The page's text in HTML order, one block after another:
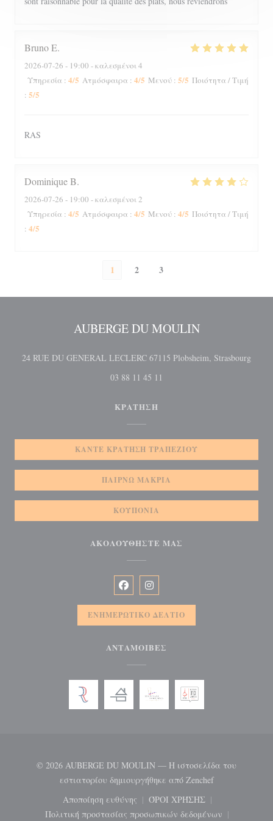
BrunoE
2026-07-26 - 19:00 - καλεσμένοι 4
Υπηρεσία : 4/5 Ατμόσφαιρα : 4/5 Μενού : 5/5 Ποιότητα / Τιμή
: 5/5
RAS
DominiqueB
2026-07-26 - 19:00 - καλεσμένοι 2
Υπηρεσία : 4/5 Ατμόσφαιρα : 4/5 Μενού : 4/5 Ποιότητα / Τιμή
: 4/5
1 2 3
AUBERGE DU MOULIN
24 RUE DU GENERAL LECLERC 67115 Plobsheim, Strasbourg
03 88 11 45 11
ΚΡΆΤΗΣΗ
ΚΆΝΤΕ ΚΡΆΤΗΣΗ ΤΡΑΠΕΖΙΟΎ
ΠΑΊΡΝΩ ΜΑΚΡΙΆ
ΚΟΥΠΌΝΙΑ
ΑΚΟΛΟΥΘΉΣΤΕ ΜΑΣ
Facebook ((ανοίγει σε νέο
Instagram ((ανοίγει σε νέο
ΕΝΗΜΕΡΩΤΙΚΌ ΔΕΛΤΊΟ
ΑΝΤΑΜΟΙΒΈΣ
© 2026 AUBERGE DU MOULIN — Η ιστοσελίδα του
εστιατορίου δημιουργήθηκε από Zenchef((ανοίγει σε
Αποποίηση ευθύνης
((ανοίγει σε νέο παράθυρο))
ΌΡΟΙ ΧΡΉΣΗΣ
((ανοίγει σε νέο
Πολιτική προστασίας προσωπικών δεδομένων